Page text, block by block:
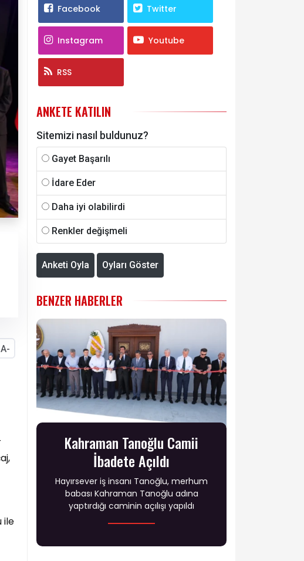
A-
ile
Facebook Twitter
Instagram Youtube
RSS
ANKETE KATILIN
Sitemizi nasıl buldunuz?
Gayet Başarılı
İdare Eder
Daha iyi olabilirdi
Renkler değişmeli
Anketi Oyla Oyları Göster
BENZER HABERLER
Kahraman Tanoğlu Camii
İbadete Açıldı
Hayırsever iş insanı Tanoğlu, merhum
babası Kahraman Tanoğlu adına
yaptırdığı caminin açılışı yapıldı